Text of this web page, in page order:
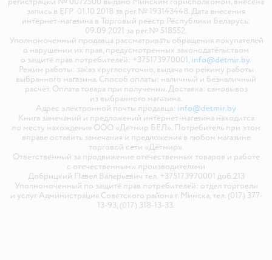
запись в ЕГР 01.10.2018 за рег.№ 193143448. Дата внесения
интернет-магазина в Торговый реестр Республики Беларусь:
09.09.2021 за рег.№ 518552.
Уполномоченный продавца рассматривать обращения покупателей
о нарушении их прав, предусмотренных законодательством
о защите прав потребителей: +375173970001, info@detmir.by.
Режим работы: заказ круглосуточно, выдача по режиму работы
выбранного магазина. Способ оплаты: наличный и безналичный
расчёт. Оплата товара при получении. Доставка: самовывоз
из выбранного магазина.
Адрес электронной почты продавца: info@detmir.by
Книга замечаний и предложений интернет-магазина находится
по месту нахождения ООО «Детмир БЕЛ». Потребитель при этом
вправе оставить замечания и предложения в любом магазине
торговой сети «Детмир».
Ответственный за продвижение отечественных товаров и работе
с отечественными производителями
Добрицкий Павел Валерьевич тел. +375173970001 доб.213
Уполномоченный по защите прав потребителей: отдел торговли
и услуг Администрация Советского района г. Минска, тел. (017) 377-
13-93, (017) 318-13-33.